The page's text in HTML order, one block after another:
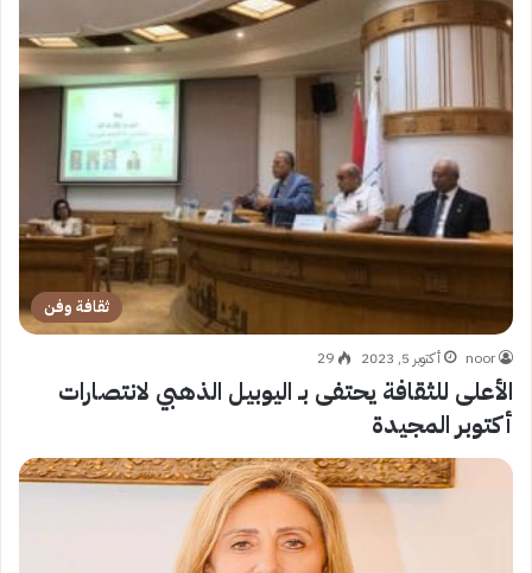
ثقافة وفن
noor أكتوبر 5, 2023 29
الأعلى للثقافة يحتفى بـ اليوبيل الذهبي لانتصارات
أكتوبر المجيدة